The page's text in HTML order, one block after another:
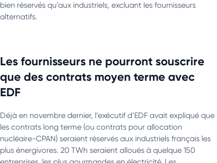
bien réservés qu’aux industriels, excluant les fournisseurs
alternatifs.
Les fournisseurs ne pourront souscrire
que des contrats moyen terme avec
EDF
Déjà en novembre dernier, l’exécutif d’EDF avait expliqué que
les contrats long terme (ou contrats pour allocation
nucléaire-CPAN) seraient réservés aux industriels français les
plus énergivores. 20 TWh seraient alloués à quelque 150